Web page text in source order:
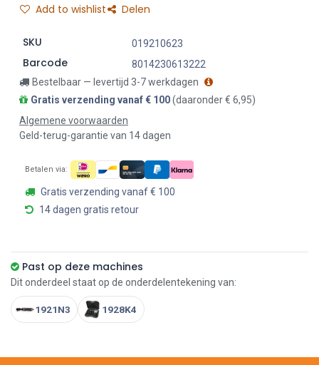
Add to wishlist Delen
SKU 019210623
Barcode
8014230613222
Bestelbaar — levertijd 3-7 werkdagen
Gratis verzending vanaf € 100(daaronder € 6,95)
Algemene voorwaarden
Geld-terug-garantie van 14 dagen
Betalen via:
Gratis verzending vanaf € 100
14 dagen gratis retour
Past op deze machines
Dit onderdeel staat op de onderdelentekening van:
1921N3 1928K4